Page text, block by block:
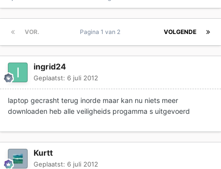
VOR. VOLGENDE
Pagina 1 van 2
ingrid24
Geplaatst: 6 juli 2012
laptop gecrasht terug inorde maar kan nu niets meer
downloaden heb alle veiligheids progamma s uitgevoerd
Kurtt
Geplaatst: 6 juli 2012